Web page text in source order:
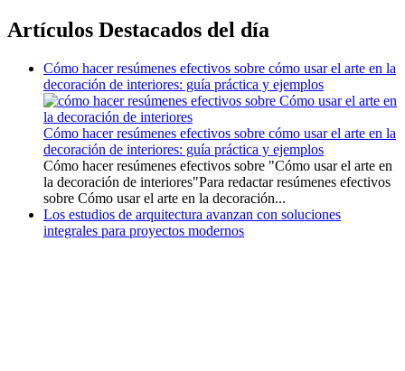
Artículos Destacados del día
Cómo hacer resúmenes efectivos sobre cómo usar el arte en la
decoración de interiores: guía práctica y ejemplos
Cómo hacer resúmenes efectivos sobre cómo usar el arte en la
decoración de interiores: guía práctica y ejemplos
Cómo hacer resúmenes efectivos sobre "Cómo usar el arte en
la decoración de interiores"Para redactar resúmenes efectivos
sobre Cómo usar el arte en la decoración...
Los estudios de arquitectura avanzan con soluciones
integrales para proyectos modernos